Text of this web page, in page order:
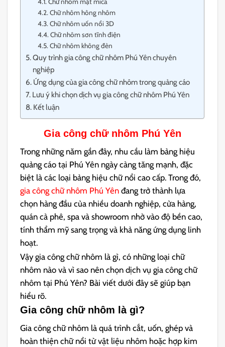
Chữ nhôm hông nhôm
Chữ nhôm uốn nổi 3D
Chữ nhôm sơn tĩnh điện
Chữ nhôm không đèn
Quy trình gia công chữ nhôm Phú Yên chuyên
nghiệp
Ứng dụng của gia công chữ nhôm trong quảng cáo
Lưu ý khi chọn dịch vụ gia công chữ nhôm Phú Yên
Kết luận
Gia công chữ nhôm Phú Yên
Trong những năm gần đây, nhu cầu làm bảng hiệu
quảng cáo tại Phú Yên ngày càng tăng mạnh, đặc
biệt là các loại bảng hiệu chữ nổi cao cấp. Trong đó,
gia công chữ nhôm Phú Yên đang trở thành lựa
chọn hàng đầu của nhiều doanh nghiệp, cửa hàng,
quán cà phê, spa và showroom nhờ vào độ bền cao,
tính thẩm mỹ sang trọng và khả năng ứng dụng linh
hoạt.
Vậy gia công chữ nhôm là gì, có những loại chữ
nhôm nào và vì sao nên chọn dịch vụ gia công chữ
nhôm tại Phú Yên? Bài viết dưới đây sẽ giúp bạn
hiểu rõ.
Gia công chữ nhôm là gì?
Gia công chữ nhôm là quá trình cắt, uốn, ghép và
hoàn thiện chữ nổi từ vật liệu nhôm hoặc hợp kim